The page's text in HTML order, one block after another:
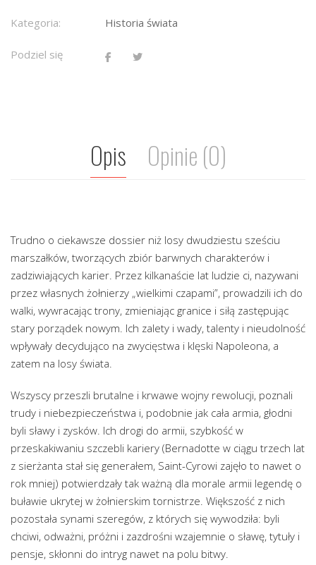
Kategoria: Historia świata
Podziel się
Opis Opinie (0)
Trudno o ciekawsze dossier niż losy dwudziestu sześciu
marszałków, tworzących zbiór barwnych charakterów i
zadziwiających karier. Przez kilkanaście lat ludzie ci, nazywani
przez własnych żołnierzy „wielkimi czapami”, prowadzili ich do
walki, wywracając trony, zmieniając granice i siłą zastępując
stary porządek nowym. Ich zalety i wady, talenty i nieudolność
wpływały decydująco na zwycięstwa i klęski Napoleona, a
zatem na losy świata.
Wszyscy przeszli brutalne i krwawe wojny rewolucji, poznali
trudy i niebezpieczeństwa i, podobnie jak cała armia, głodni
byli sławy i zysków. Ich drogi do armii, szybkość w
przeskakiwaniu szczebli kariery (Bernadotte w ciągu trzech lat
z sierżanta stał się generałem, Saint-Cyrowi zajęło to nawet o
rok mniej) potwierdzały tak ważną dla morale armii legendę o
buławie ukrytej w żołnierskim tornistrze. Większość z nich
pozostała synami szeregów, z których się wywodziła: byli
chciwi, odważni, próżni i zazdrośni wzajemnie o sławę, tytuły i
pensje, skłonni do intryg nawet na polu bitwy.